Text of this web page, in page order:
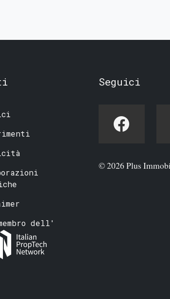
dell'
Seguici
© 2026 Plus